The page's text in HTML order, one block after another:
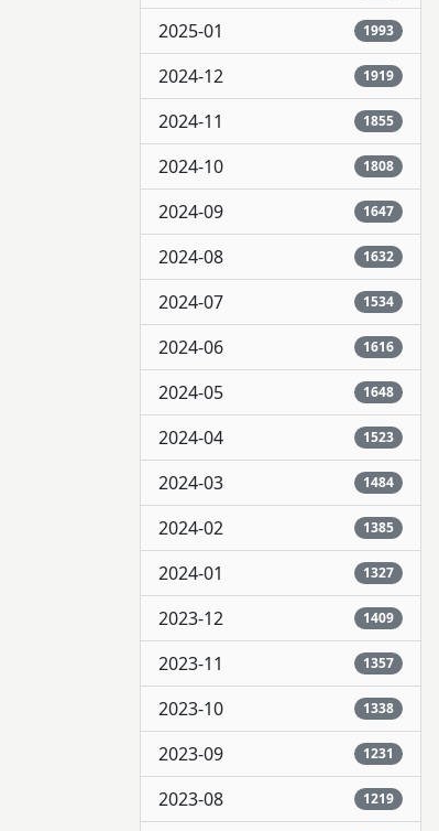
2025-01 1993
2024-12 1919
2024-11 1855
2024-10 1808
2024-09 1647
2024-08 1632
2024-07 1534
2024-06 1616
2024-05 1648
2024-04 1523
2024-03 1484
2024-02 1385
2024-01 1327
2023-12 1409
2023-11 1357
2023-10 1338
2023-09 1231
2023-08 1219